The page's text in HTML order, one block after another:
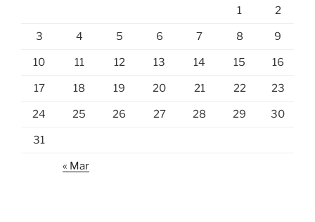
1 2
3 4 5 6 7 8 9
10 11 12 13 14 15 16
17 18 19 20 21 22 23
24 25 26 27 28 29 30
31
« Mar